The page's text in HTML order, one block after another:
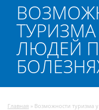
ЛЮДЕЙ
Главная » Возможности туризма